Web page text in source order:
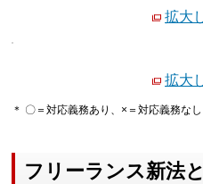
拡大
拡大
＊ 〇＝対応義務あり、×＝対応義務なし
フリーランス新法